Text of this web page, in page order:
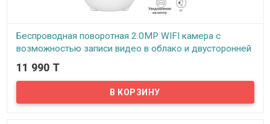
Беспроводная поворотная 2.0MP WIFI камера с
возможностью записи видео в облако и двусторонней
аудиосвязью, YC-Q3
Представляем вам беспроводную поворотную 2.0MP WIFI камера
11 990 T